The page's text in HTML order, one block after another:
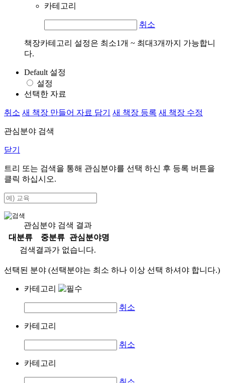
카테고리
취소
책장카테고리 설정은 최소1개 ~ 최대3개까지 가능합니
다.
Default 설정
설정
선택한 자료
취소 새 책장 만들어 자료 담기 새 책장 등록 새 책장 수정
관심분야 검색
닫기
트리 또는 검색을 통해 관심분야를 선택 하신 후 등록 버튼을
클릭 하십시오.
관심분야 검색 결과
대분류
중분류
관심분야명
검색결과가 없습니다.
선택된 분야 (선택분야는 최소 하나 이상 선택 하셔야 합니다.)
카테고리
취소
카테고리
취소
카테고리